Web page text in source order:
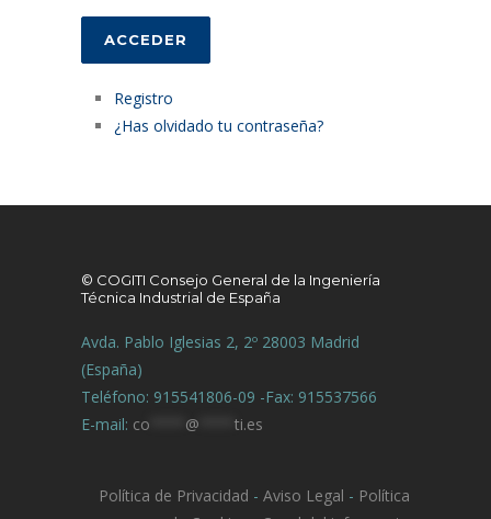
ACCEDER
Registro
¿Has olvidado tu contraseña?
© COGITI Consejo General de la Ingeniería
Técnica Industrial de España
Avda. Pablo Iglesias 2, 2º 28003 Madrid
(España)
Teléfono: 915541806-09 -Fax: 915537566
E-mail: co @ ti.es
Política de Privacidad - Aviso Legal - Política